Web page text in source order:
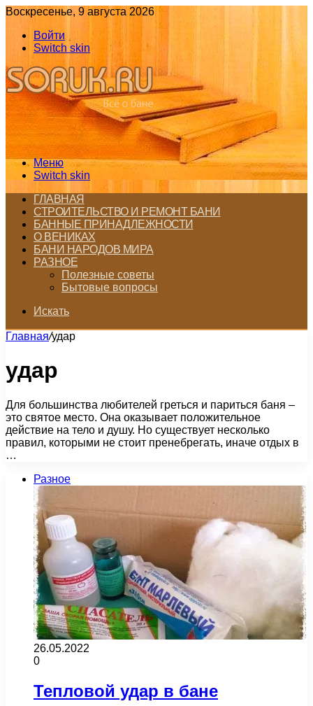
Воскресенье, 9 августа 2026
Войти
Switch skin
Меню
Switch skin
ГЛАВНАЯ
СТРОИТЕЛЬСТВО И РЕМОНТ БАНИ
БАННЫЕ ПРИНАДЛЕЖНОСТИ
О ВЕНИКАХ
БАНИ НАРОДОВ МИРА
РАЗНОЕ
Полезные советы
Бытовые вопросы
Искать
Главная/удар
удар
Для большинства любителей греться и париться баня –
это святое место. Она оказывает положительное
действие на тело и душу. Но существует несколько
правил, которыми не стоит пренебрегать, иначе отдых в
…
Разное
26.05.2022
0
Тепловой удар в бане